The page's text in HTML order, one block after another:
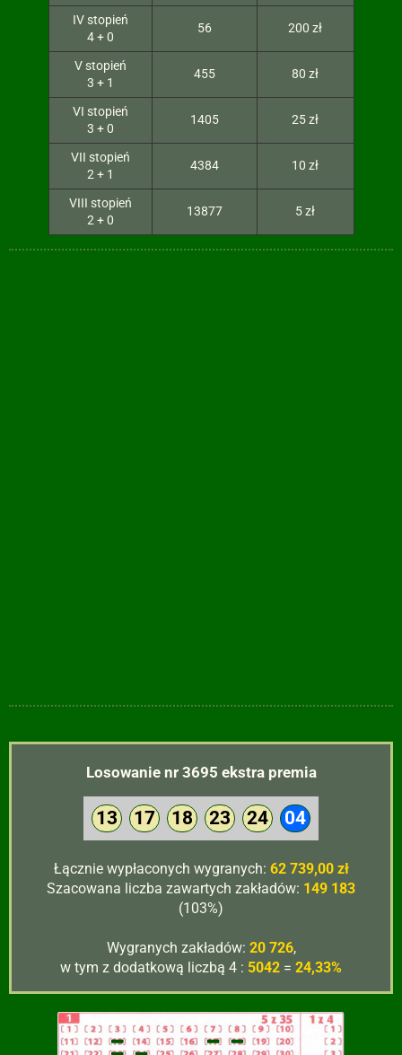
IV stopień
4 + 0
56 200 zł
V stopień
3 + 1
455 80 zł
VI stopień
3 + 0
1405 25 zł
VII stopień
2 + 1
4384 10 zł
VIII stopień
2 + 0
13877 5 zł
Losowanie nr 3695 ekstra premia
13 17 18 23 24 04
Łącznie wypłaconych wygranych: 62 739,00 zł
Szacowana liczba zawartych zakładów: 149 183
(103%)
Wygranych zakładów: 20 726,
w tym z dodatkową liczbą 4 : 5042 = 24,33%